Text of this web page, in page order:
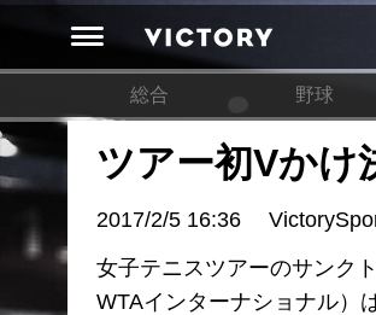
総合 野球
ツアー初Vかけ
2017/2/5 16:36
女子テニスツアーのサンク
WTAインターナショナル）